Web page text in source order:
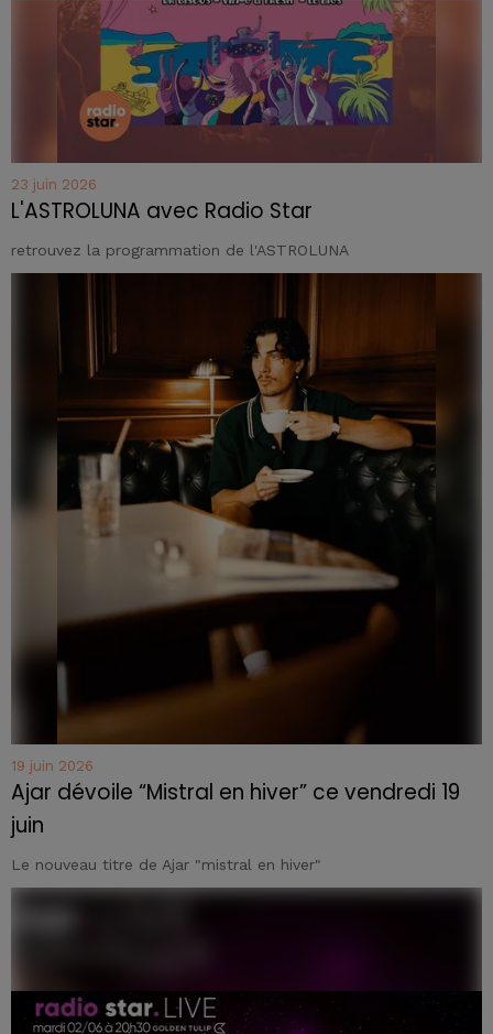
23 juin 2026
L'ASTROLUNA avec Radio Star
retrouvez la programmation de l'ASTROLUNA
19 juin 2026
Ajar dévoile “Mistral en hiver” ce vendredi 19
juin
Le nouveau titre de Ajar "mistral en hiver"